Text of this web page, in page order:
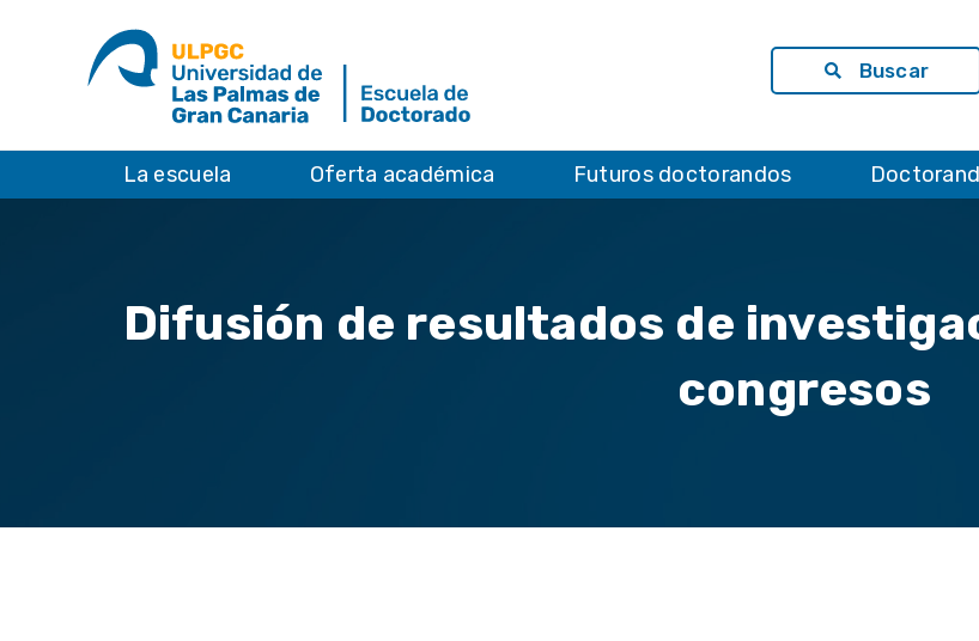
Buscar
La escuela Oferta académica Futuros doctorandos
Difusión de resultados de
congresos